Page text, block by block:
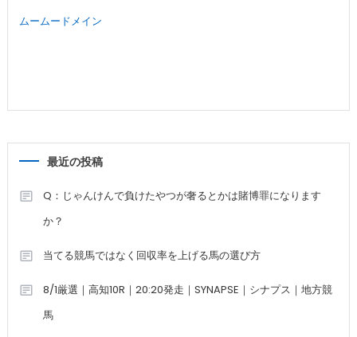
ムームードメイン
最近の投稿
Q：じゃんけんで負けたやつが奢るとかは賭博罪になります
か？
当てる競馬ではなく回収率を上げる馬の選び方
8/1厳選｜高知10R｜20:20発走｜SYNAPSE｜シナプス｜地方競
馬